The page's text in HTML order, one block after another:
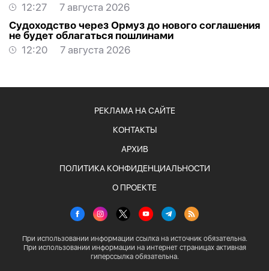
12:27
7 августа 2026
Судоходство через Ормуз до нового соглашения
не будет облагаться пошлинами
12:20
7 августа 2026
РЕКЛАМА НА САЙТЕ
КОНТАКТЫ
АРХИВ
ПОЛИТИКА КОНФИДЕНЦИАЛЬНОСТИ
О ПРОЕКТЕ
При использовании информации ссылка на источник обязательна.
При использовании информации на интернет страницах активная
гиперссылка обязательна.